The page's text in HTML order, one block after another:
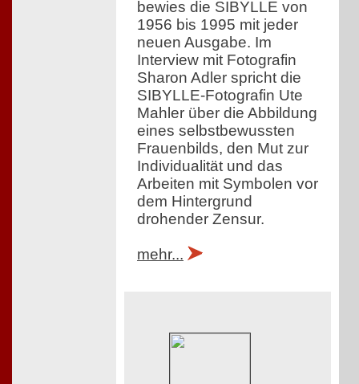
bewies die SIBYLLE von
1956 bis 1995 mit jeder
neuen Ausgabe. Im
Interview mit Fotografin
Sharon Adler spricht die
SIBYLLE-Fotografin Ute
Mahler über die Abbildung
eines selbstbewussten
Frauenbilds, den Mut zur
Individualität und das
Arbeiten mit Symbolen vor
dem Hintergrund
drohender Zensur.
mehr...